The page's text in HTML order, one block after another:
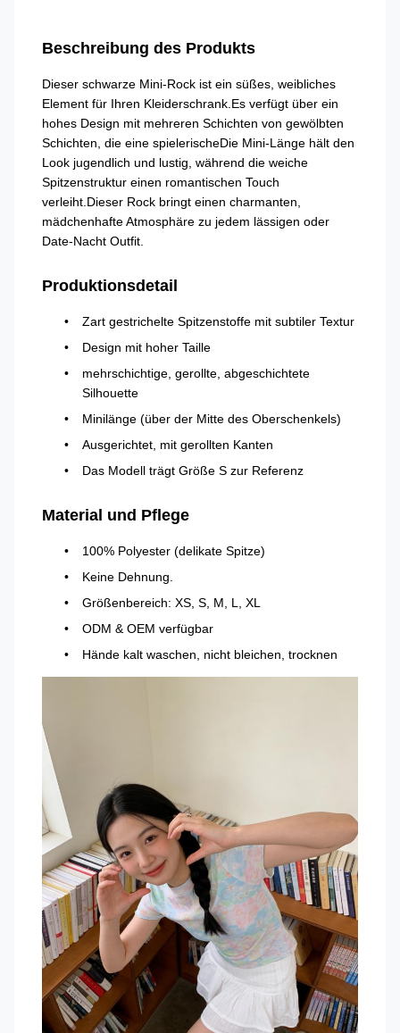
Beschreibung des Produkts
Dieser schwarze Mini-Rock ist ein süßes, weibliches
Element für Ihren Kleiderschrank.Es verfügt über ein
hohes Design mit mehreren Schichten von gewölbten
Schichten, die eine spielerischeDie Mini-Länge hält den
Look jugendlich und lustig, während die weiche
Spitzenstruktur einen romantischen Touch
verleiht.Dieser Rock bringt einen charmanten,
mädchenhafte Atmosphäre zu jedem lässigen oder
Date-Nacht Outfit.
Produktionsdetail
Zart gestrichelte Spitzenstoffe mit subtiler Textur
Design mit hoher Taille
mehrschichtige, gerollte, abgeschichtete
Silhouette
Minilänge (über der Mitte des Oberschenkels)
Ausgerichtet, mit gerollten Kanten
Das Modell trägt Größe S zur Referenz
Material und Pflege
100% Polyester (delikate Spitze)
Keine Dehnung.
Größenbereich: XS, S, M, L, XL
ODM & OEM verfügbar
Hände kalt waschen, nicht bleichen, trocknen